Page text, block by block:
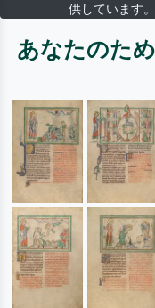
供しています
あなたのた